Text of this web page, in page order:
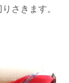
さきます。